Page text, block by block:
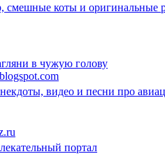
коты и оригинальные
в чужую голову
видео и песни про
портал